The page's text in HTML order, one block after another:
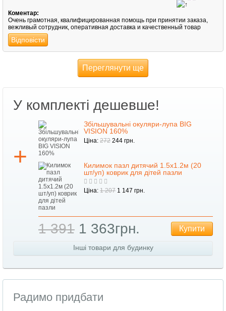
Коментар:
Очень грамотная, квалифицированная помощь при принятии заказа,
вежливый сотрудник, оперативная доставка и качественный товар
Відповісти
Переглянути ще
У комплекті дешевше!
Збільшувальні окуляри-лупа BIG
VISION 160%
Ціна: 272 244 грн.
Килимок пазл дитячий 1.5х1.2м (20
шт/уп) коврик для дітей пазли
Ціна: 1 207 1 147 грн.
1 391 1 363грн. Купити
Інші товари для будинку
Радимо придбати